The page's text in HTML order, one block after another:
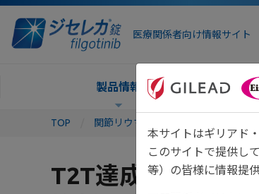
医療関係者向け情報サイト
製品情報
TOP 関節リウマチTOP
T2T達成に向けた
本サイトはギリアド
このサイトで提供し
等）の皆様に情報提